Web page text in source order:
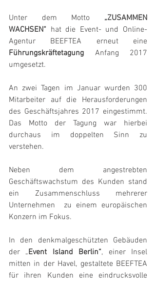
Unter dem Motto „ZUSAMMEN
WACHSEN“ hat die Event- und Online-
Führungskräftetagung Anfang 2017
umgesetzt.
An zwei Tagen im Januar wurden 300
Mitarbeiter auf die Herausforderungen
des Geschäftsjahres 2017 eingestimmt.
Das Motto der Tagung war hierbei
durchaus im doppelten Sinn zu
verstehen.
Neben dem angestrebten
Geschäftswachstum des Kunden stand
ein Zusammenschluss mehrerer
Unternehmen  zu einem europäischen
Konzern im Fokus.
In den denkmalgeschützten Gebäuden
der „Event Island Berlin“, einer Insel
mitten in der Havel, gestaltete BEEFTEA
für ihren Kunden eine eindrucksvolle